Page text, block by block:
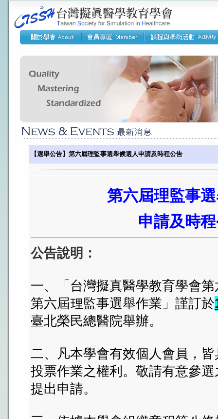
【選舉公告】第六屆理監事選舉候選人申請及時程公告
第六屆理監事
申請及時
公告說明：
一、「台灣擬真醫學教育學會
第六屆理監事選舉作業」謹訂於
臺北榮民總醫院舉辦。
二、凡本學會有效個人會員，
投票作業之權利。敬請有意參
提出申請。